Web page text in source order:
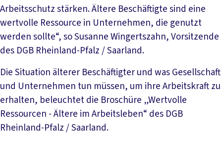
Arbeitsschutz stärken. Ältere Beschäftigte sind eine
wertvolle Ressource in Unternehmen, die genutzt
werden sollte“, so Susanne Wingertszahn, Vorsitzende
des DGB Rheinland-Pfalz / Saarland.
Die Situation älterer Beschäftigter und was Gesellschaft
und Unternehmen tun müssen, um ihre Arbeitskraft zu
erhalten, beleuchtet die Broschüre „Wertvolle
Ressourcen - Ältere im Arbeitsleben“ des DGB
Rheinland-Pfalz / Saarland.